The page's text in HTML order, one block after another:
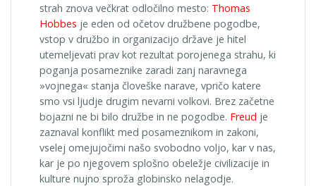
strah znova večkrat odločilno mesto: Thomas
Hobbes je eden od očetov družbene pogodbe,
vstop v družbo in organizacijo države je hitel
utemeljevati prav kot rezultat porojenega strahu, ki
poganja posameznike zaradi zanj naravnega
»vojnega« stanja človeške narave, vpričo katere
smo vsi ljudje drugim nevarni volkovi. Brez začetne
bojazni ne bi bilo družbe in ne pogodbe. Freud je
zaznaval konflikt med posameznikom in zakoni,
vselej omejujočimi našo svobodno voljo, kar v nas,
kar je po njegovem splošno obeležje civilizacije in
kulture nujno sproža globinsko nelagodje.